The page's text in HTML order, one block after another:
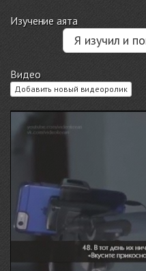
Изучение аята
Я изучил и
Видео
Добавить новый видеоролик